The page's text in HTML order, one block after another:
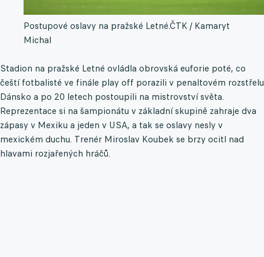
Postupové oslavy na pražské Letné.ČTK / Kamaryt
Michal
Stadion na pražské Letné ovládla obrovská euforie poté, co
čeští fotbalisté ve finále play off porazili v penaltovém rozstřelu
Dánsko a po 20 letech postoupili na mistrovství světa.
Reprezentace si na šampionátu v základní skupině zahraje dva
zápasy v Mexiku a jeden v USA, a tak se oslavy nesly v
mexickém duchu. Trenér Miroslav Koubek se brzy ocitl nad
hlavami rozjařených hráčů.